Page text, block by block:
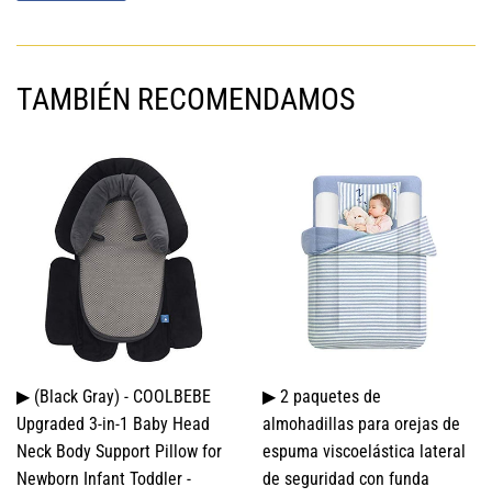
TAMBIÉN RECOMENDAMOS
▶ (Black Gray) - COOLBEBE
Upgraded 3-in-1 Baby Head
Neck Body Support Pillow for
Newborn Infant Toddler -
▶ 2 paquetes de
almohadillas para orejas de
espuma viscoelástica lateral
de seguridad con funda